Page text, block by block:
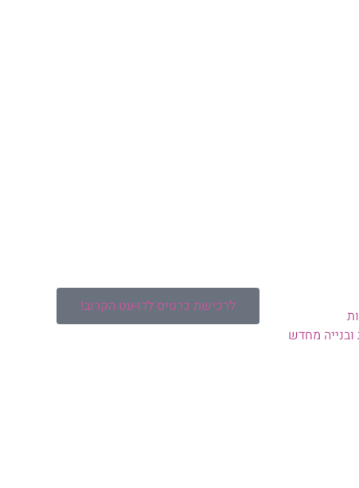
לרכישת כרטיס לדו-עט הקרוב!